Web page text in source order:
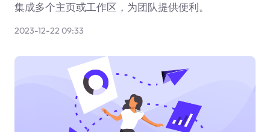
集成多个主页或工作区，为团队提供便利。
2023-12-22 09:33